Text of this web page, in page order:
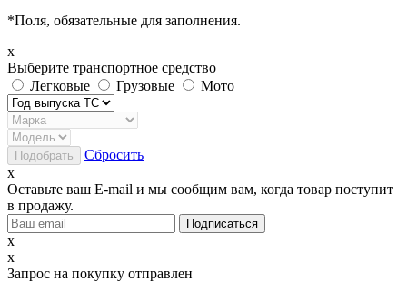
*Поля, обязательные для заполнения.
x
Выберите транспортное средство
Легковые
Грузовые Мото
Сбросить
x
Оставьте ваш E-mail и мы сообщим вам, когда товар поступит
в продажу.
x
x
Запрос на покупку отправлен